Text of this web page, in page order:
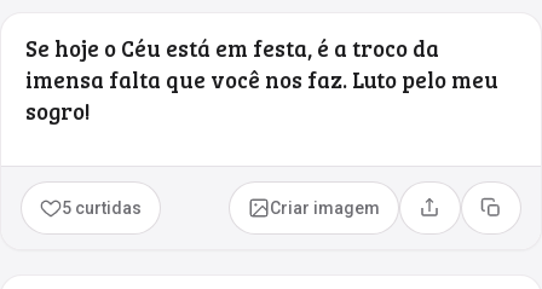
Se hoje o Céu está em festa, é a troco da
imensa falta que você nos faz. Luto pelo meu
sogro!
5 curtidas Criar imagem Compartilhar
Copiar